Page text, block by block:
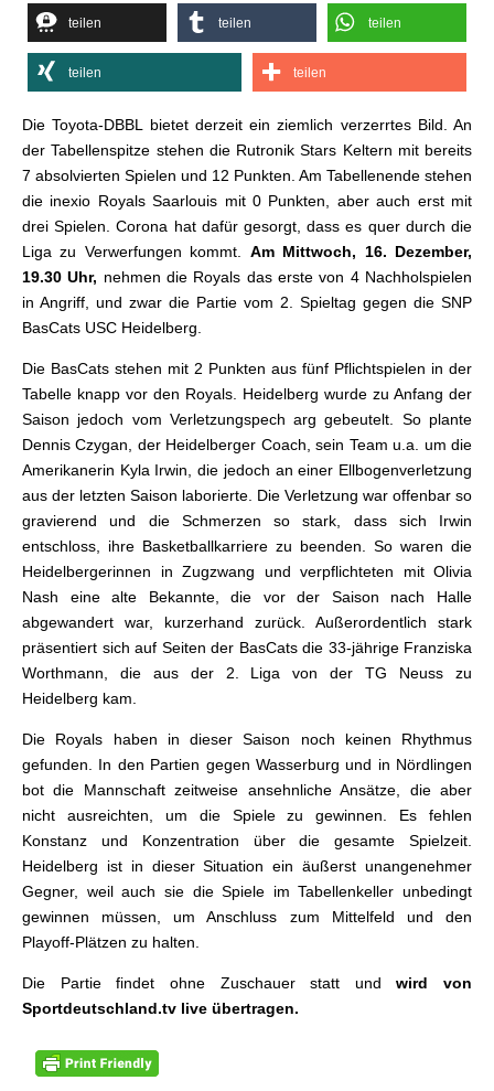
teilen teilen teilen
teilen teilen
Die Toyota-DBBL bietet derzeit ein ziemlich verzerrtes Bild. An
der Tabellenspitze stehen die Rutronik Stars Keltern mit bereits
7 absolvierten Spielen und 12 Punkten. Am Tabellenende stehen
die inexio Royals Saarlouis mit 0 Punkten, aber auch erst mit
drei Spielen. Corona hat dafür gesorgt, dass es quer durch die
Liga zu Verwerfungen kommt. Am Mittwoch, 16. Dezember,
19.30 Uhr, nehmen die Royals das erste von 4 Nachholspielen
in Angriff, und zwar die Partie vom 2. Spieltag gegen die SNP
BasCats USC Heidelberg.
Die BasCats stehen mit 2 Punkten aus fünf Pflichtspielen in der
Tabelle knapp vor den Royals. Heidelberg wurde zu Anfang der
Saison jedoch vom Verletzungspech arg gebeutelt. So plante
Dennis Czygan, der Heidelberger Coach, sein Team u.a. um die
Amerikanerin Kyla Irwin, die jedoch an einer Ellbogenverletzung
aus der letzten Saison laborierte. Die Verletzung war offenbar so
gravierend und die Schmerzen so stark, dass sich Irwin
entschloss, ihre Basketballkarriere zu beenden. So waren die
Heidelbergerinnen in Zugzwang und verpflichteten mit Olivia
Nash eine alte Bekannte, die vor der Saison nach Halle
abgewandert war, kurzerhand zurück. Außerordentlich stark
präsentiert sich auf Seiten der BasCats die 33-jährige Franziska
Worthmann, die aus der 2. Liga von der TG Neuss zu
Heidelberg kam.
Die Royals haben in dieser Saison noch keinen Rhythmus
gefunden. In den Partien gegen Wasserburg und in Nördlingen
bot die Mannschaft zeitweise ansehnliche Ansätze, die aber
nicht ausreichten, um die Spiele zu gewinnen. Es fehlen
Konstanz und Konzentration über die gesamte Spielzeit.
Heidelberg ist in dieser Situation ein äußerst unangenehmer
Gegner, weil auch sie die Spiele im Tabellenkeller unbedingt
gewinnen müssen, um Anschluss zum Mittelfeld und den
Playoff-Plätzen zu halten.
Die Partie findet ohne Zuschauer statt undwird von
Sportdeutschland.tv live übertragen.